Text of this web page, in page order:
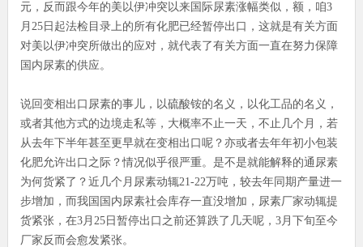
元，反而跟今年的美以伊冲突以来国际尿素涨幅类似，额，咱3
月25日起法检目录上的所有化肥已经暂停出口，这就是有关方面
对美以伊冲突所做出的应对，就代表了有关方面一直在努力保障
国内尿素的供应。
说回变相出口尿素的事儿，以硫酸铵的名义，以化工品的名义，
或者其他方式的边境走私等，大概率不止一天，不止几个月，若
从去年下半年甚至更早就在变相出口呢？亦或者去年年初小包装
化肥允许出口之际？情况似乎很严重。是不是就能解释的通尿素
为何货紧了？近几个月尿素动辄21-22万吨，较去年同期产量进一
步增加，而我国国内尿素社会库存一直没增加，尿素厂家动辄提
货紧张，在3月25日暂停出口之前还算跌了几天呢，3月下旬至今
厂家反而会愈发紧张。